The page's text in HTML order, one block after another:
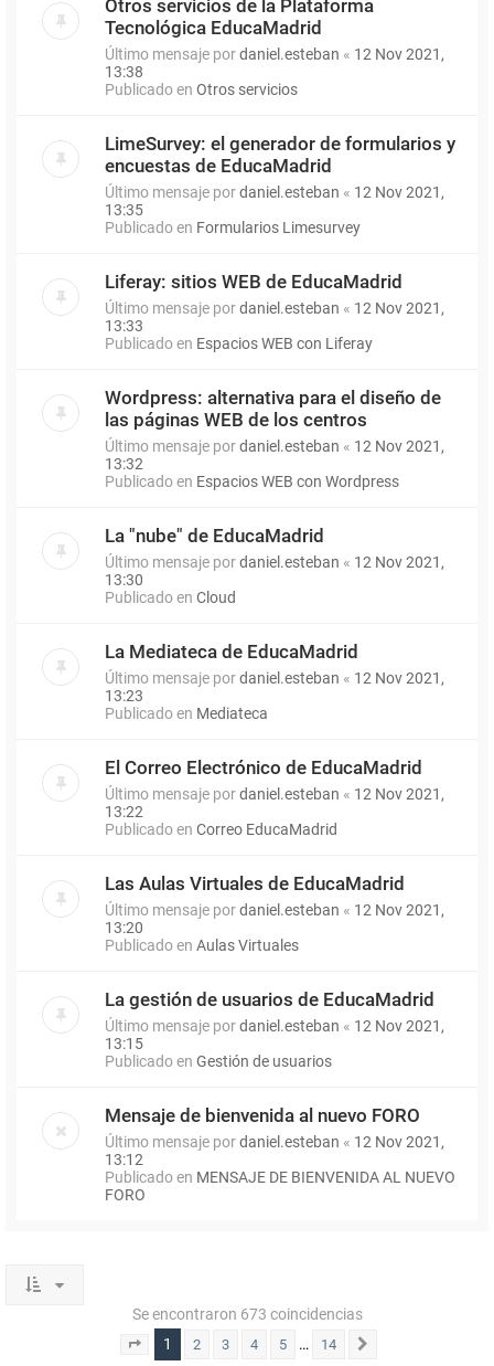
Otros servicios de la Plataforma
Tecnológica EducaMadrid
Último mensaje pordaniel.esteban « 12 Nov 2021,
13:38
Publicado en Otros servicios
LimeSurvey: el generador de formularios y
encuestas de EducaMadrid
Último mensaje pordaniel.esteban « 12 Nov 2021,
13:35
Publicado en Formularios Limesurvey
Liferay: sitios WEB de EducaMadrid
Último mensaje pordaniel.esteban « 12 Nov 2021,
13:33
Publicado en Espacios WEB con Liferay
Wordpress: alternativa para el diseño de
las páginas WEB de los centros
Último mensaje pordaniel.esteban « 12 Nov 2021,
13:32
Publicado en Espacios WEB con Wordpress
La "nube" de EducaMadrid
Último mensaje pordaniel.esteban « 12 Nov 2021,
13:30
Publicado en Cloud
La Mediateca de EducaMadrid
Último mensaje pordaniel.esteban « 12 Nov 2021,
13:23
Publicado en Mediateca
El Correo Electrónico de EducaMadrid
Último mensaje pordaniel.esteban « 12 Nov 2021,
13:22
Publicado en Correo EducaMadrid
Las Aulas Virtuales de EducaMadrid
Último mensaje pordaniel.esteban « 12 Nov 2021,
13:20
Publicado en Aulas Virtuales
La gestión de usuarios de EducaMadrid
Último mensaje pordaniel.esteban « 12 Nov 2021,
13:15
Publicado en Gestión de usuarios
Mensaje de bienvenida al nuevo FORO
Último mensaje pordaniel.esteban « 12 Nov 2021,
13:12
Publicado en MENSAJE DE BIENVENIDA AL NUEVO
FORO
Se encontraron 673 coincidencias
Página 1de 14
1 2 3 4 5 … 14